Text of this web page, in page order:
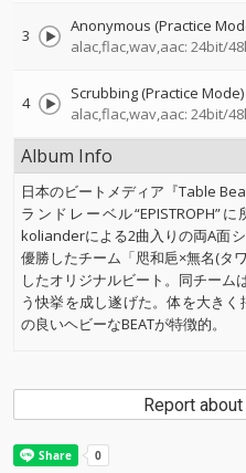
3
Anonymous (Practice
alac,flac,wav,aac: 24bit/
4
Scrubbing (Practice Mode)
alac,flac,wav,aac: 24bit/
Album Info
日本のビートメディア『Table
ランドレーベル“EPISTROPH”
kolianderによる2曲入りの両A面
優勝したチーム「咫和巵×無名(タ
したオリジナルビート。同チーム
う快挙を成し遂げた。体を大き
の良いヘビーなBEATが特徴的。
Report